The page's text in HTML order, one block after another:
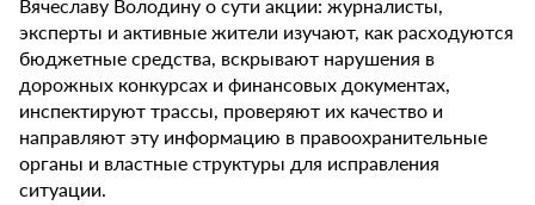
Вячеславу Володину о сути акции: журналисты,
эксперты и активные жители изучают, как расходуются
бюджетные средства, вскрывают нарушения в
дорожных конкурсах и финансовых документах,
инспектируют трассы, проверяют их качество и
направляют эту информацию в правоохранительные
органы и властные структуры для исправления
ситуации.